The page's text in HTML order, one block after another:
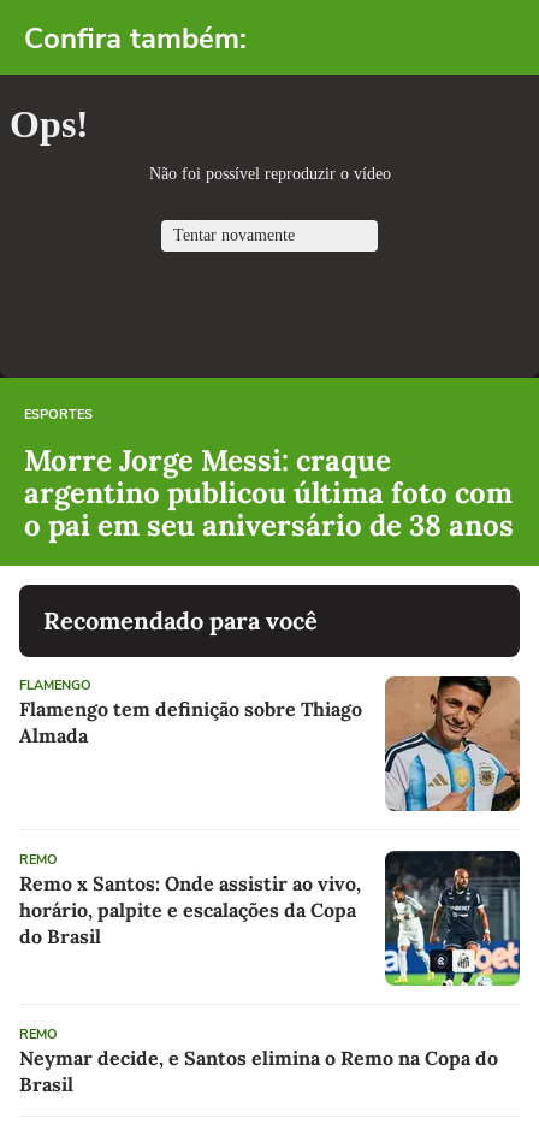
Confira também:
ESPORTES
Morre Jorge Messi: craque
argentino publicou última foto com
o pai em seu aniversário de 38 anos
Recomendado para você
FLAMENGO
Flamengo tem definição sobre Thiago
Almada
REMO
Remo x Santos: Onde assistir ao vivo,
horário, palpite e escalações da Copa
do Brasil
REMO
Neymar decide, e Santos elimina o Remo na Copa do
Brasil